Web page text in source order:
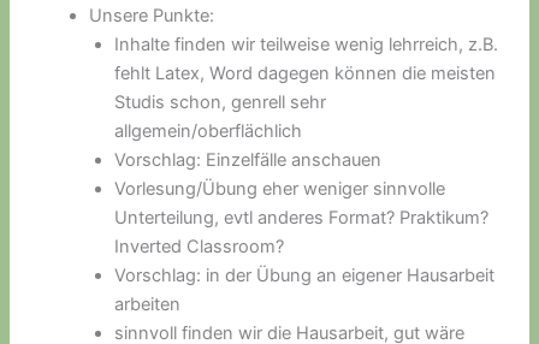
Unsere Punkte:
Inhalte finden wir teilweise wenig lehrreich, z.B.
fehlt Latex, Word dagegen können die meisten
Studis schon, genrell sehr
allgemein/oberflächlich
Vorschlag: Einzelfälle anschauen
Vorlesung/Übung eher weniger sinnvolle
Unterteilung, evtl anderes Format? Praktikum?
Inverted Classroom?
Vorschlag: in der Übung an eigener Hausarbeit
arbeiten
sinnvoll finden wir die Hausarbeit, gut wäre